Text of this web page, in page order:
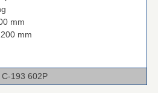
mm
mm
602P